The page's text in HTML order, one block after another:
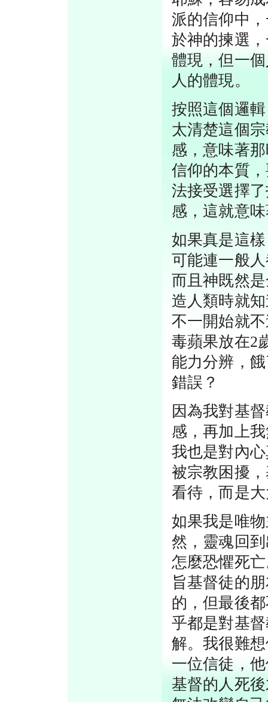
派的信仰中
於神的揀選
體現，但一
人的體現。
按照這個邏
太清楚這個
感，意味著
信仰的本質
法接受選擇
感，這就意
如果真是這
可能連一般
而且神既然
造人類時就
不一開始就
毒蘋果放在2
能力分辨，
錯誤？
因為我對基
感，再加上
我也是對內
被宗教困擾
看待，而是
如果我是唯
然，靈魂回
怎麼恐懼死
旨基督徒的
的，但最後
乎都是對基
解。我很難
一位信徒，
基督的人死